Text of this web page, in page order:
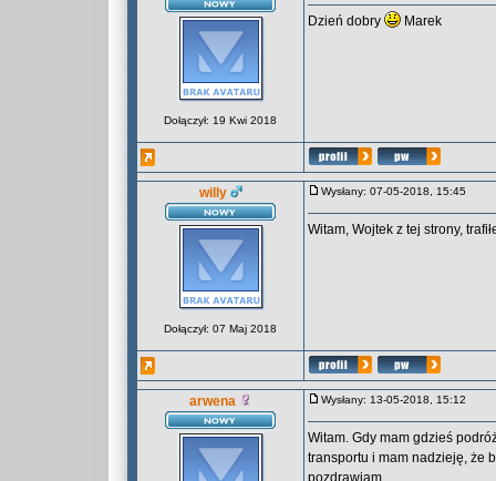
Dołączył: 19 Kwi 2018
Dzień dobry Marek
willy
Dołączył: 07 Maj 2018
Wysłany: 07-05-2018, 15:45
Witam, Wojtek z tej strony,
arwena Wysłany: 13-05-2018, 15:12
Witam. Gdy mam gdzieś
transportu i mam nadzieję, że
pozdrawiam